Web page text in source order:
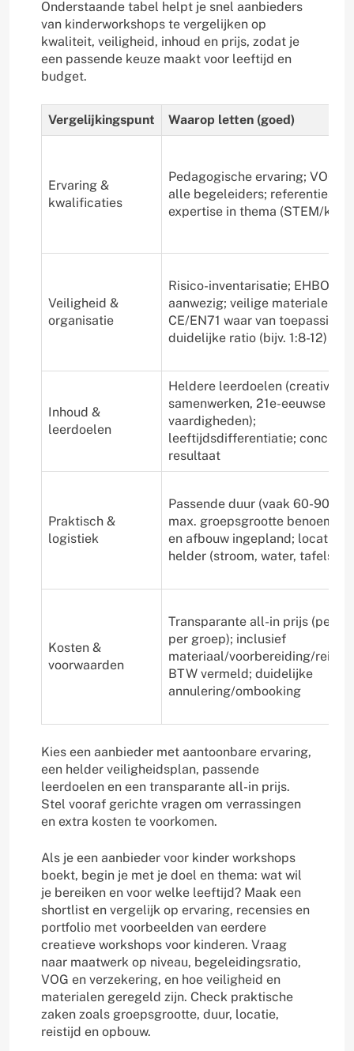
Onderstaande tabel helpt je snel aanbieders
van kinderworkshops te vergelijken op
kwaliteit, veiligheid, inhoud en prijs, zodat je
een passende keuze maakt voor leeftijd en
budget.
Vergelijkingspunt Waarop letten (goed)
Ervaring &
kwalificaties
Pedagogische ervaring; VOG
alle begeleiders; referenties;
expertise in thema (STEM/
Veiligheid &
organisatie
Risico-inventarisatie; EHBO/
aanwezig; veilige materialen
CE/EN71 waar van toepassing);
duidelijke ratio (bijv. 1:8-12)
Inhoud &
leerdoelen
Heldere leerdoelen
samenwerken, 21e-eeuwse
vaardigheden);
leeftijdsdifferentiatie; concreet
resultaat
Praktisch &
logistiek
Passende duur (vaak 60-90
max. groepsgrootte benoemd;
en afbouw ingepland; locatie-
helder (stroom, water, tafels)
Kosten &
voorwaarden
Transparante all-in prijs (per
per groep); inclusief
materiaal/voorbereiding/
BTW vermeld; duidelijke
annulering/ombooking
Kies een aanbieder met aantoonbare ervaring,
een helder veiligheidsplan, passende
leerdoelen en een transparante all-in prijs.
Stel vooraf gerichte vragen om verrassingen
en extra kosten te voorkomen.
Als je een aanbieder voor kinder workshops
boekt, begin je met je doel en thema: wat wil
je bereiken en voor welke leeftijd? Maak een
shortlist en vergelijk op ervaring, recensies en
portfolio met voorbeelden van eerdere
creatieve workshops voor kinderen. Vraag
naar maatwerk op niveau, begeleidingsratio,
VOG en verzekering, en hoe veiligheid en
materialen geregeld zijn. Check praktische
zaken zoals groepsgrootte, duur, locatie,
reistijd en opbouw.